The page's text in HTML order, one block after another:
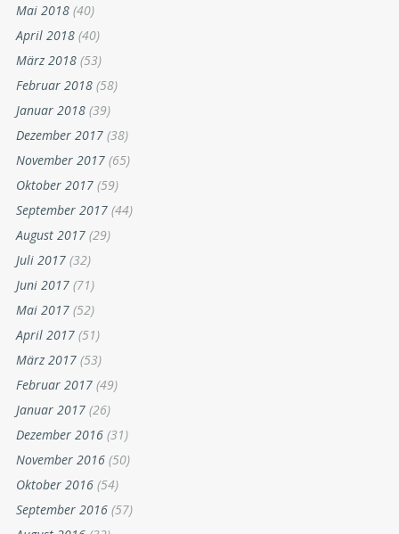
Mai 2018 (40)
April 2018 (40)
März 2018 (53)
Februar 2018 (58)
Januar 2018 (39)
Dezember 2017 (38)
November 2017 (65)
Oktober 2017 (59)
September 2017 (44)
August 2017 (29)
Juli 2017 (32)
Juni 2017 (71)
Mai 2017 (52)
April 2017 (51)
März 2017 (53)
Februar 2017 (49)
Januar 2017 (26)
Dezember 2016 (31)
November 2016 (50)
Oktober 2016 (54)
September 2016 (57)